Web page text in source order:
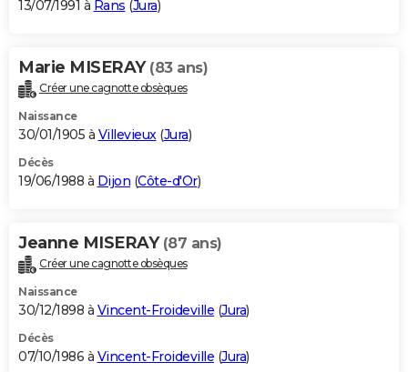
13/07/1991 à Rans (Jura)
Marie MISERAY (83 ans)
Créer une cagnotte obsèques
Naissance
30/01/1905 à Villevieux(Jura)
Décès
19/06/1988 à Dijon (Côte-d'Or)
Jeanne MISERAY (87 ans)
Créer une cagnotte obsèques
Naissance
30/12/1898 à Vincent-Froideville (Jura)
Décès
07/10/1986 à Vincent-Froideville (Jura)